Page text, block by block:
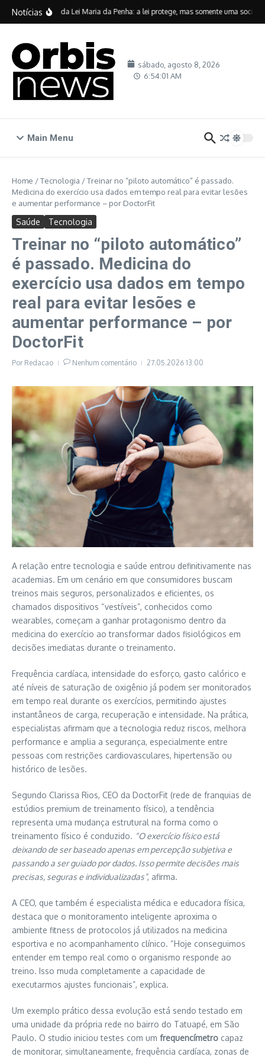
Ir para o conteúdo
Notícias
Vinte anos da Lei Maria da Penha: a lei protege, mas somente uma
sábado, agosto 8, 2026
6:54:02 AM
Main Menu
Home /Tecnologia /Treinar no “piloto automático” é passado.
Medicina do exercício usa dados em tempo real para evitar lesões
e aumentar performance – por DoctorFit
Saúde Tecnologia
Treinar no “piloto automático”
é passado. Medicina do
exercício usa dados em tempo
real para evitar lesões e
aumentar performance – por
DoctorFit
Por Redacao Nenhum comentário 27.05.2026 13:00
A relação entre tecnologia e saúde entrou definitivamente nas
academias. Em um cenário em que consumidores buscam
treinos mais seguros, personalizados e eficientes, os
chamados dispositivos “vestíveis”, conhecidos como
wearables, começam a ganhar protagonismo dentro da
medicina do exercício ao transformar dados fisiológicos em
decisões imediatas durante o treinamento.
Frequência cardíaca, intensidade do esforço, gasto calórico e
até níveis de saturação de oxigênio já podem ser monitorados
em tempo real durante os exercícios, permitindo ajustes
instantâneos de carga, recuperação e intensidade. Na prática,
especialistas afirmam que a tecnologia reduz riscos, melhora
performance e amplia a segurança, especialmente entre
pessoas com restrições cardiovasculares, hipertensão ou
histórico de lesões.
Segundo Clarissa Rios, CEO da DoctorFit (rede de franquias de
estúdios premium de treinamento físico), a tendência
representa uma mudança estrutural na forma como o
treinamento físico é conduzido. “O exercício físico está
deixando de ser baseado apenas em percepção subjetiva e
passando a ser guiado por dados. Isso permite decisões mais
precisas, seguras e individualizadas”, afirma.
A CEO, que também é especialista médica e educadora física,
destaca que o monitoramento inteligente aproxima o
ambiente fitness de protocolos já utilizados na medicina
esportiva e no acompanhamento clínico. “Hoje conseguimos
entender em tempo real como o organismo responde ao
treino. Isso muda completamente a capacidade de
executarmos ajustes funcionais”, explica.
Um exemplo prático dessa evolução está sendo testado em
uma unidade da própria rede no bairro do Tatuapé, em São
Paulo. O studio iniciou testes com um frequencímetro capaz
de monitorar, simultaneamente, frequência cardíaca, zonas de